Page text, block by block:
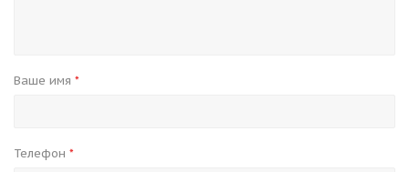
Ваше имя *
Телефон *